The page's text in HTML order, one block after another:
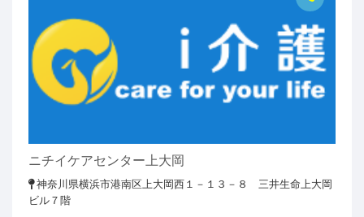
ニチイケアセンター上大岡
神奈川県横浜市港南区上大岡西１－１３－８ 三井生命上大岡
ビル７階